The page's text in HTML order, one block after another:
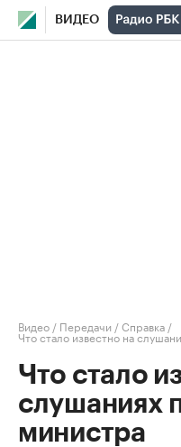
ВИДЕО
Видео / Передачи /Справка /
Что стало известно на
Что стало
слушаниях
министра